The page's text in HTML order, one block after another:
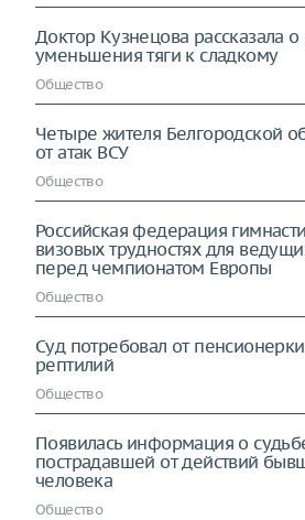
Доктор Кузнецова рассказала
уменьшения тяги к сладкому
Общество
Четыре жителя Белгородской
от атак ВСУ
Общество
Российская федерация
визовых трудностях для
перед чемпионатом Европы
Общество
Суд потребовал от
рептилий
Общество
Появилась информация о
пострадавшей от действий
человека
Общество